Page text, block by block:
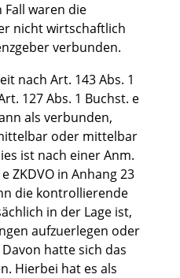
waren die
nicht wirtschaftlich
verbunden.
nach Art. 143 Abs. 1
127 Abs. 1 Buchst. e
als verbunden,
oder mittelbar
ist nach einer Anm.
ZKDVO in Anhang 23
die kontrollierende
in der Lage ist,
aufzuerlegen oder
hatte sich das
Hierbei hat es als